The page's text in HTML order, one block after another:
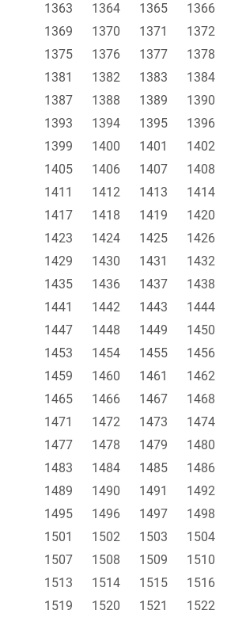
1363
1364 1365 1366
1369
1370 1371 1372
1375
1376 1377 1378
1381
1382 1383 1384
1387
1388 1389 1390
1393
1394 1395 1396
1399
1400 1401 1402
1405
1406 1407 1408
1411
1412 1413 1414
1417
1418 1419 1420
1423
1424 1425 1426
1429
1430 1431 1432
1435
1436 1437 1438
1441
1442 1443 1444
1447
1448 1449 1450
1453
1454 1455 1456
1459
1460 1461 1462
1465
1466 1467 1468
1471
1472 1473 1474
1477
1478 1479 1480
1483
1484 1485 1486
1489
1490 1491 1492
1495
1496 1497 1498
1501
1502 1503 1504
1507
1508 1509 1510
1513
1514 1515 1516
1519
1520 1521 1522